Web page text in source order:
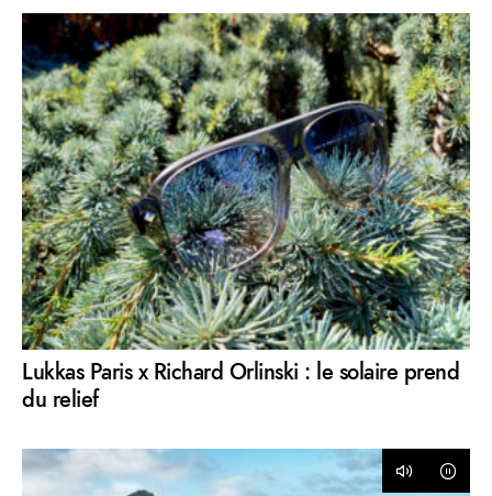
Lukkas Paris x Richard Orlinski : le solaire prend
du relief